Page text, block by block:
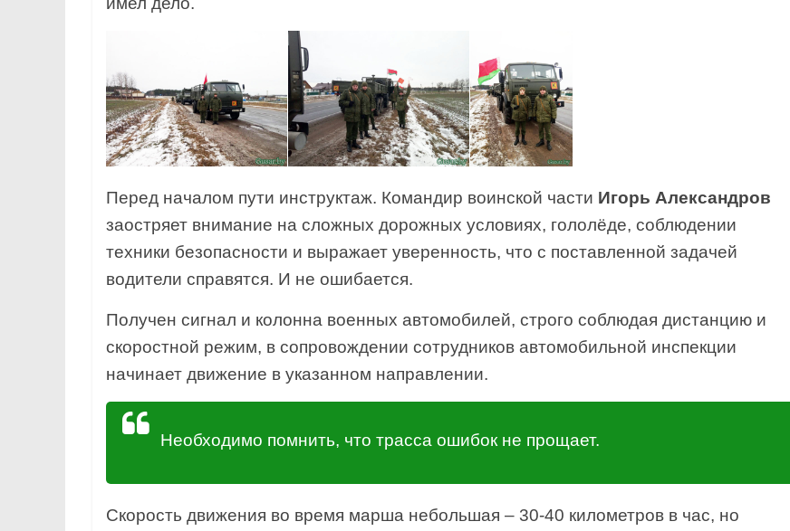
Перед началом пути инструктаж. Командир воинской части Игорь Александров
заостряет внимание на сложных дорожных условиях, гололёде, соблюдении
техники безопасности и выражает уверенность, что с поставленной задачей
водители справятся. И не ошибается.
Получен сигнал и колонна военных автомобилей, строго соблюдая дистанцию и
скоростной режим, в сопровождении сотрудников автомобильной инспекции
начинает движение в указанном направлении.
Необходимо помнить, что трасса ошибок не прощает.
Скорость движения во время марша небольшая – 30-40 километров в час, но